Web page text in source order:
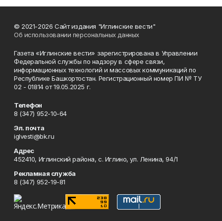
© 2021-2026 Сайт издания "Иглинские вести"
Об использовании персональных данных
Газета «Иглинские вести» зарегистрирована в Управлении
Федеральной службы по надзору в сфере связи,
информационных технологий и массовых коммуникаций по
Республике Башкортостан. Регистрационный номер ПИ № ТУ
02 - 01814 от 19.05.2025 г.
Телефон
8 (347) 952-10-64
Эл. почта
iglvesti@bk.ru
Адрес
452410, Иглинский района, с. Иглино, ул. Ленина, 94/1
Рекламная служба
8 (347) 952-19-81